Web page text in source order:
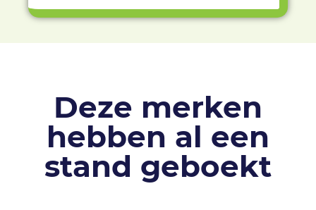
Deze merken
hebben al een
stand geboekt